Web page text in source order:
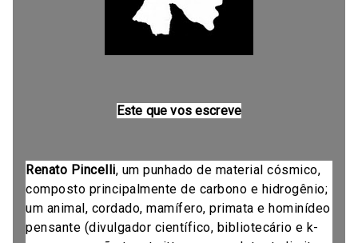
Este que vos escreve
Renato Pincelli, um punhado de material cósmico,
composto principalmente de carbono e hidrogênio;
um animal, cordado, mamífero, primata e hominídeo
pensante (divulgador científico, bibliotecário e k-